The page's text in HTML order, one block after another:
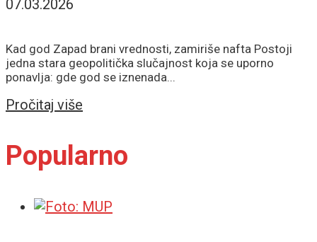
07.03.2026
Kad god Zapad brani vrednosti, zamiriše nafta Postoji
jedna stara geopolitička slučajnost koja se uporno
ponavlja: gde god se iznenada...
Pročitaj više
Popularno